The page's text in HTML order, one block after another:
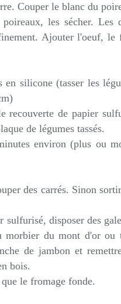
Couper le blanc du
les sécher. Les
Ajouter l'oeuf, le
silicone (tasser les
recouverte de papier
de légumes tassés.
environ (plus ou
des carrés. Sinon
sulfurisé, disposer des
morbier du mont d'or ou
de jambon et
bois.
le fromage fonde.